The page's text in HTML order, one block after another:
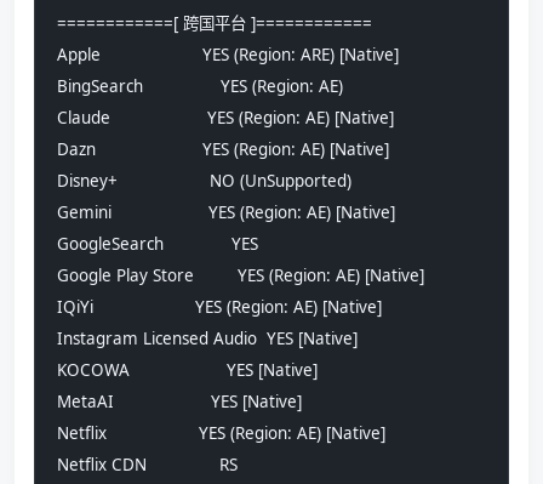
============[ 跨国平台 ]============
Apple                     YES (Region: ARE) [Native]
BingSearch                YES (Region: AE)
Claude                    YES (Region: AE) [Native]
Dazn                      YES (Region: AE) [Native]
Disney+                   NO (UnSupported)
Gemini                    YES (Region: AE) [Native]
GoogleSearch              YES
Google Play Store         YES (Region: AE) [Native]
IQiYi                     YES (Region: AE) [Native]
Instagram Licensed Audio  YES [Native]
KOCOWA                    YES [Native]
MetaAI                    YES [Native]
Netflix                   YES (Region: AE) [Native]
Netflix CDN               RS